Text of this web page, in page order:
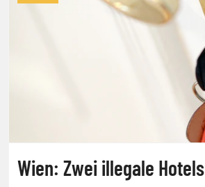
Wien: Zwei illegale Hotels